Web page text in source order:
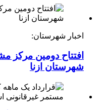
اخبار شهرستان:
افتتاح دومین مرکز
شهرستان ازنا